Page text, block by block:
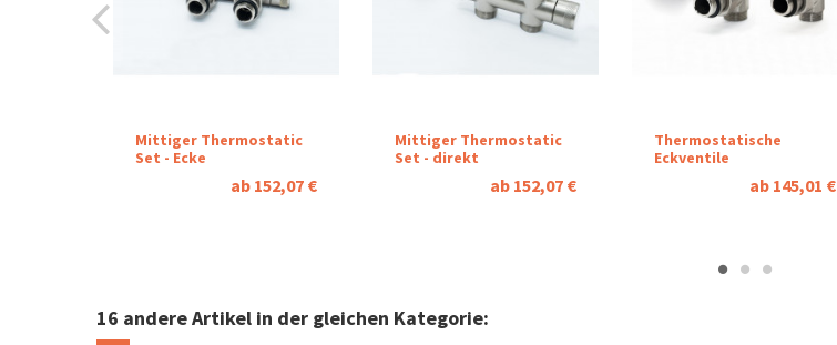
Download (1.44M)
Mittiger Thermostatic
Set - Ecke
ab 152,07 €
Mittiger Thermostatic
Set - direkt
ab 152,07 €
Thermostatische
Eckventile
ab 145,01 €
16 andere Artikel in der gleichen Kategorie: